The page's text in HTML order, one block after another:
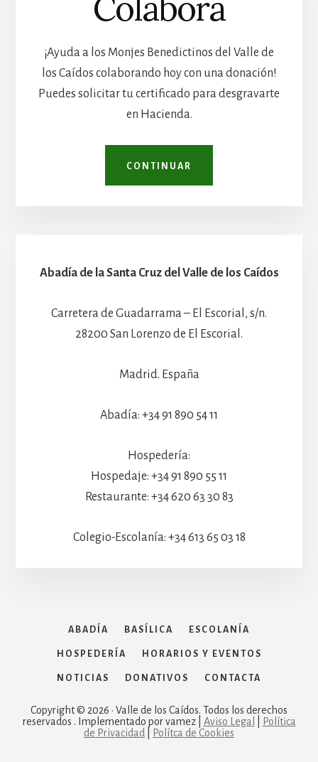
¡Ayuda a los Monjes Benedictinos del Valle de
los Caídos colaborando hoy con una donación!
Puedes solicitar tu certificado para desgravarte
en Hacienda.
CONTINUAR
Abadía de la Santa Cruz del Valle de los Caídos
Carretera de Guadarrama – El Escorial, s/n.
28200 San Lorenzo de El Escorial.
Madrid. España
Abadía: +34 91 890 54 11
Hospedería:
Hospedaje: +34 91 890 55 11
Restaurante: +34 620 63 30 83
Colegio-Escolanía: +34 613 65 03 18
ABADÍA BASÍLICA ESCOLANÍA
HOSPEDERÍA HORARIOS Y EVENTOS
NOTICIAS DONATIVOS CONTACTA
Copyright © 2026 · Valle de los Caídos. Todos los derechos
reservados . Implementado por vamez | Aviso Legal
Política
de Privacidad
Polítca de Cookies